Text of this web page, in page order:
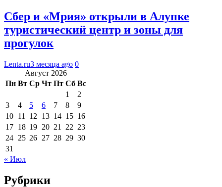
Сбер и «Мрия» открыли в Алупке
туристический центр и зоны для
прогулок
Lenta.ru3 месяца ago 0
Август 2026
Пн Вт Ср Чт Пт Сб Вс
1
2
3
4 5 6 7 8
9
10 11 12 13 14 15 16
17 18 19 20 21 22 23
24 25 26 27 28 29 30
31
« Июл
Рубрики